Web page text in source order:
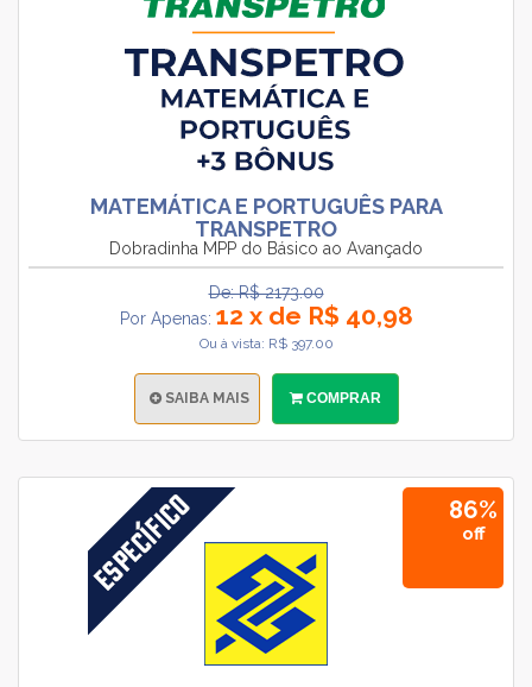
MATEMÁTICA E PORTUGUÊS PARA
TRANSPETRO
Dobradinha MPP do Básico ao Avançado
De: R$ 2173.00
Por Apenas: 12 x de R$ 40,98
Ou à vista: R$ 397.00
SAIBA MAIS COMPRAR
86%
off